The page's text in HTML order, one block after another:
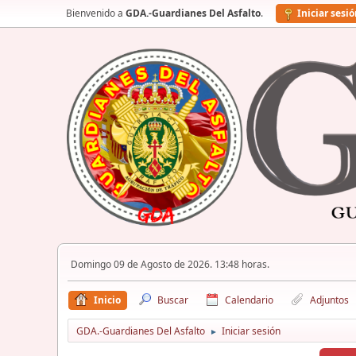
Bienvenido a GDA.-Guardianes Del Asfalto. Iniciar
Domingo 09 de Agosto de 2026. 13:48 horas.
Inicio Buscar Calendario Adjuntos
GDA.-Guardianes Del Asfalto ► Iniciar sesión